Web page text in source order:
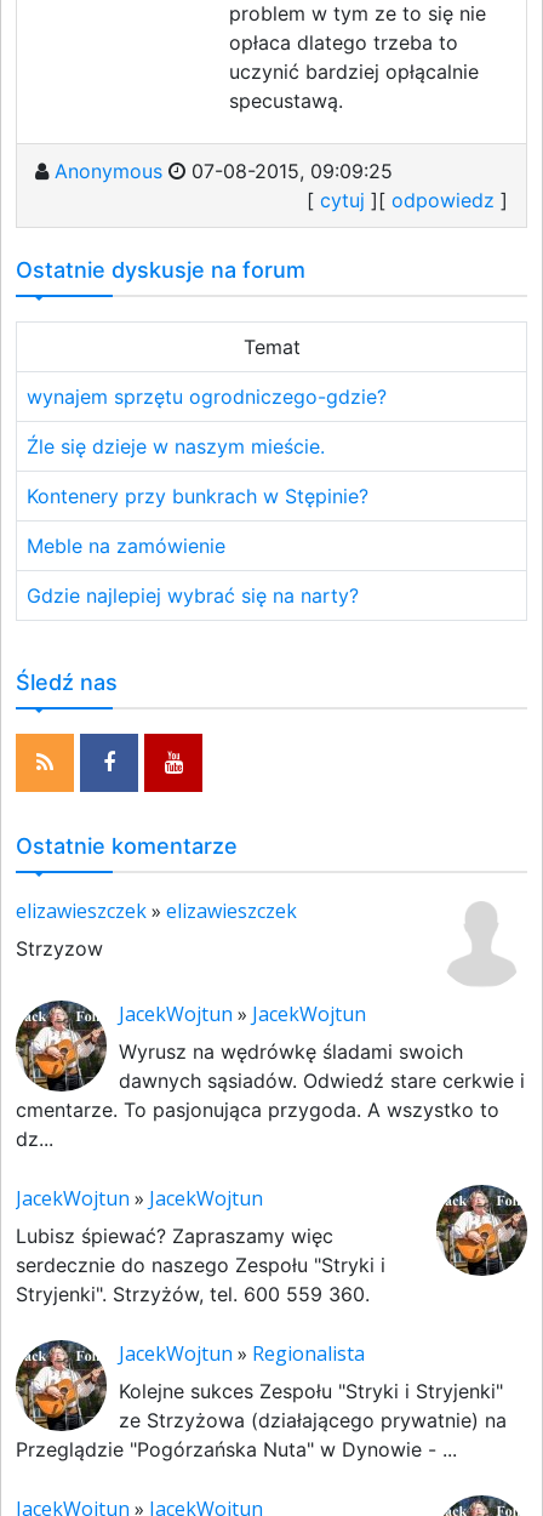
problem w tym ze to się nie
opłaca dlatego trzeba to
uczynić bardziej opłącalnie
specustawą.
Anonymous
07-08-2015, 09:09:25
[ cytuj ][ odpowiedz ]
Ostatnie dyskusje na forum
Temat
wynajem sprzętu ogrodniczego-gdzie?
Źle się dzieje w naszym mieście.
Kontenery przy bunkrach w Stępinie?
Meble na zamówienie
Gdzie najlepiej wybrać się na narty?
Śledź nas
Ostatnie komentarze
elizawieszczek» elizawieszczek
Strzyzow
JacekWojtun » JacekWojtun
Wyrusz na wędrówkę śladami swoich
dawnych sąsiadów. Odwiedź stare cerkwie i
cmentarze. To pasjonująca przygoda. A wszystko to
dz...
JacekWojtun » JacekWojtun
Lubisz śpiewać? Zapraszamy więc
serdecznie do naszego Zespołu "Stryki i
Stryjenki". Strzyżów, tel. 600 559 360.
JacekWojtun » Regionalista
Kolejne sukces Zespołu "Stryki i Stryjenki"
ze Strzyżowa (działającego prywatnie) na
Przeglądzie "Pogórzańska Nuta" w Dynowie - ...
JacekWojtun » JacekWojtun